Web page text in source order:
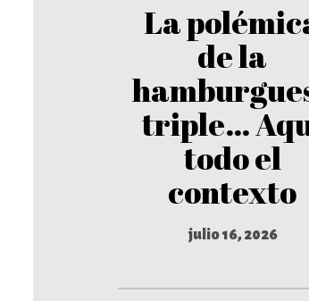
La
de la
triple…
todo el
contexto
julio 16, 2026